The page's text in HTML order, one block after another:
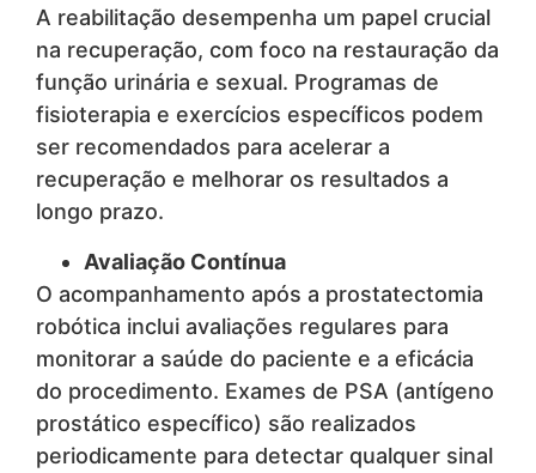
A reabilitação desempenha um papel crucial
na recuperação, com foco na restauração da
função urinária e sexual. Programas de
fisioterapia e exercícios específicos podem
ser recomendados para acelerar a
recuperação e melhorar os resultados a
longo prazo.
Avaliação Contínua
O acompanhamento após a prostatectomia
robótica inclui avaliações regulares para
monitorar a saúde do paciente e a eficácia
do procedimento. Exames de PSA (antígeno
prostático específico) são realizados
periodicamente para detectar qualquer sinal